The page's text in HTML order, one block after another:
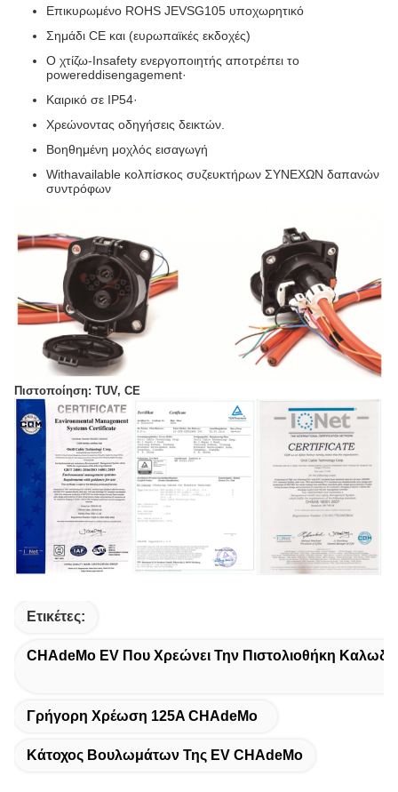
Επικυρωμένο ROHS JEVSG105 υποχωρητικό
Σημάδι CE και (ευρωπαϊκές εκδοχές)
Ο χτίζω-Insafety ενεργοποιητής αποτρέπει το
powereddisengagement·
Καιρικό σε IP54·
Χρεώνοντας οδηγήσεις δεικτών.
Βοηθημένη μοχλός εισαγωγή
Withavailable κολπίσκος συζευκτήρων ΣΥΝΕΧΩΝ δαπανών
συντρόφων
Πιστοποίηση: TUV, CE
Ετικέτες:
CHAdeMo EV Που Χρεώνει Την Πιστολιοθήκη
Γρήγορη Χρέωση 125A CHAdeMo
Κάτοχος Βουλωμάτων Της EV CHAdeMo